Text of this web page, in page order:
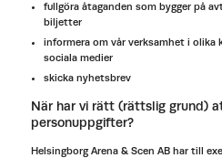
fullgöra åtaganden som bygger på
biljetter
informera om vår verksamhet i olika
sociala medier
skicka nyhetsbrev
När har vi rätt (rättslig grund)
personuppgifter?
Helsingborg Arena & Scen AB har till